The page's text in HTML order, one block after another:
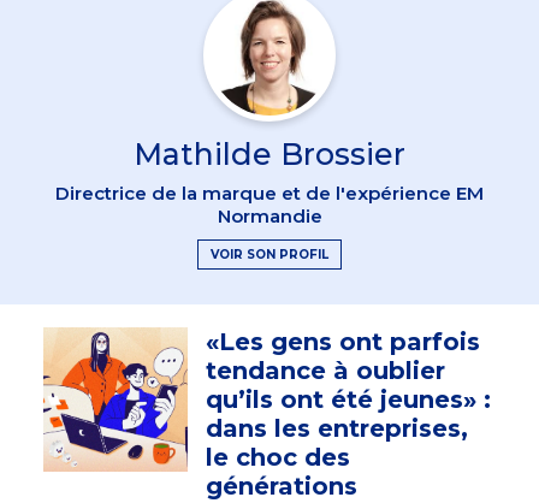
Mathilde Brossier
Directrice de la marque et de l'expérience EM
Normandie
VOIR SON PROFIL
«Les gens ont parfois
tendance à oublier
qu’ils ont été jeunes» :
dans les entreprises,
le choc des
générations